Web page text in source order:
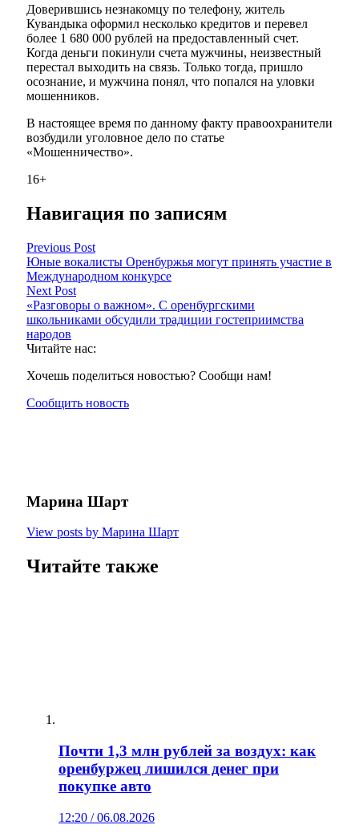
Доверившись незнакомцу по телефону, житель
Кувандыка оформил несколько кредитов и перевел
более 1 680 000 рублей на предоставленный счет.
Когда деньги покинули счета мужчины, неизвестный
перестал выходить на связь. Только тогда, пришло
осознание, и мужчина понял, что попался на уловки
мошенников.
В настоящее время по данному факту правоохранители
возбудили уголовное дело по статье
«Мошенничество».
16+
Навигация по записям
Previous Post
Юные вокалисты Оренбуржья могут принять участие в
Международном конкурсе
Next Post
«Разговоры о важном». С оренбургскими
школьниками обсудили традиции гостеприимства
народов
Читайте нас:
Хочешь поделиться новостью? Сообщи нам!
Сообщить новость
Марина Шарт
View posts by Марина Шарт
Читайте также
Почти 1,3 млн рублей за воздух: как
оренбуржец лишился денег при
покупке авто
12:20 / 06.08.2026